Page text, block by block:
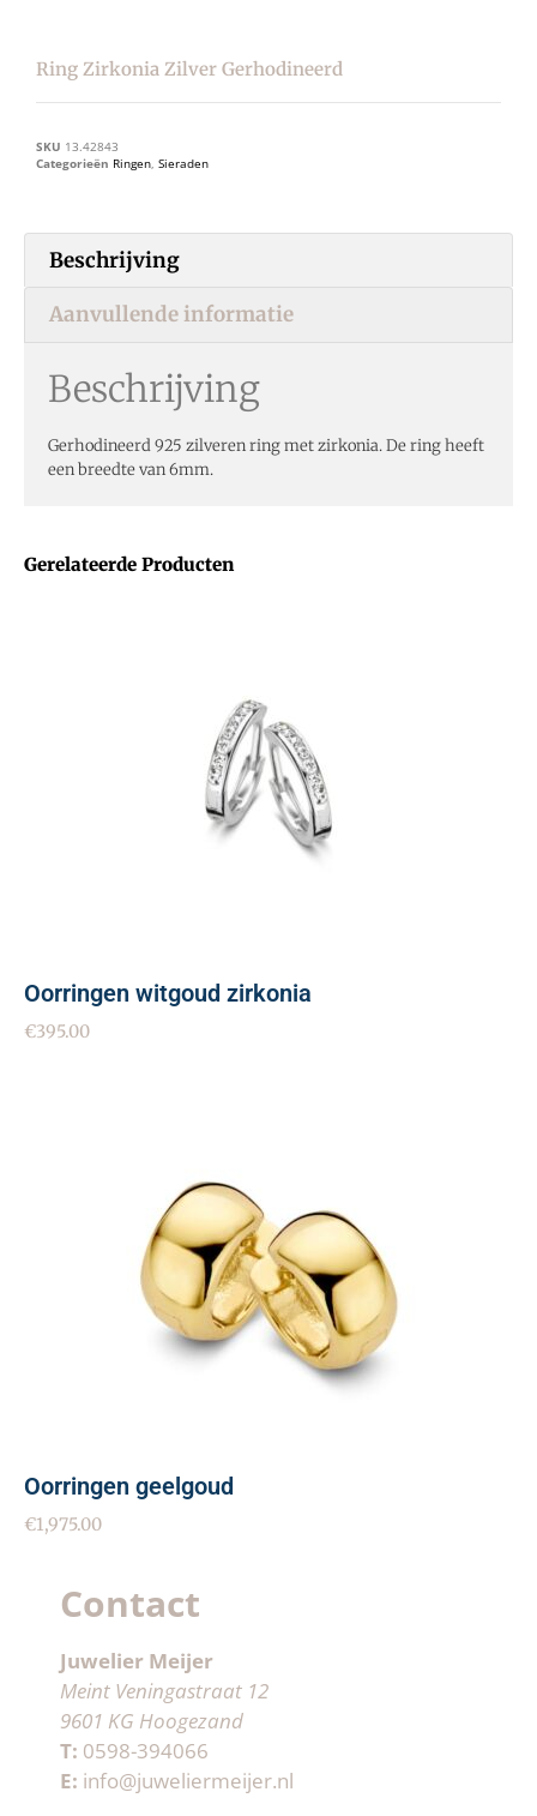
Gerelateerde Producten
Oorringen witgoud zirkonia
€395.00
Oorringen geelgoud
€1,975.00
Ring Zirkonia Zilver Gerhodineerd
SKU 13.42843
Categorieën Ringen, Sieraden
Beschrijving
Aanvullende informatie
Beschrijving
Gerhodineerd 925 zilveren ring met zirkonia. De ring heeft
een breedte van 6mm.
Contact
Juwelier Meijer
Meint Veningastraat 12
9601 KG Hoogezand
T: 0598-394066
E: info@juweliermeijer.nl